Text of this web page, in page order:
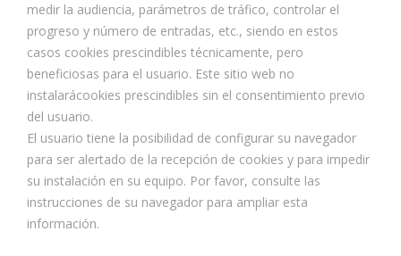
medir la audiencia, parámetros de tráfico, controlar el
progreso y número de entradas, etc., siendo en estos
casos cookies prescindibles técnicamente, pero
beneficiosas para el usuario. Este sitio web no
instalarácookies prescindibles sin el consentimiento previo
del usuario.
El usuario tiene la posibilidad de configurar su navegador
para ser alertado de la recepción de cookies y para impedir
su instalación en su equipo. Por favor, consulte las
instrucciones de su navegador para ampliar esta
información.